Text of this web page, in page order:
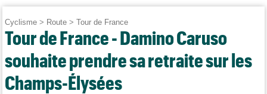
Cyclisme > Route >Tour de France
Tour de France - Damino Caruso
souhaite prendre sa retraite sur les
Champs-Élysées